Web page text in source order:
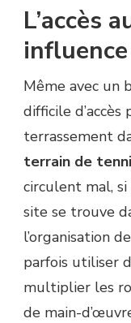
L’accès
Même avec un
difficile
terrassement
terrain de
circulent mal,
site se trouve
l’organisation
parfois utiliser
multiplier les
de main-